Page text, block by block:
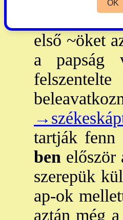
első ~öket
a papság
tartják fenn
ben először
szerepük
ap-ok
aztán még
OK